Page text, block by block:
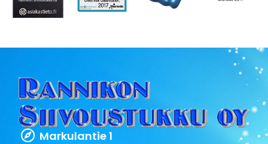
Markulantie 1